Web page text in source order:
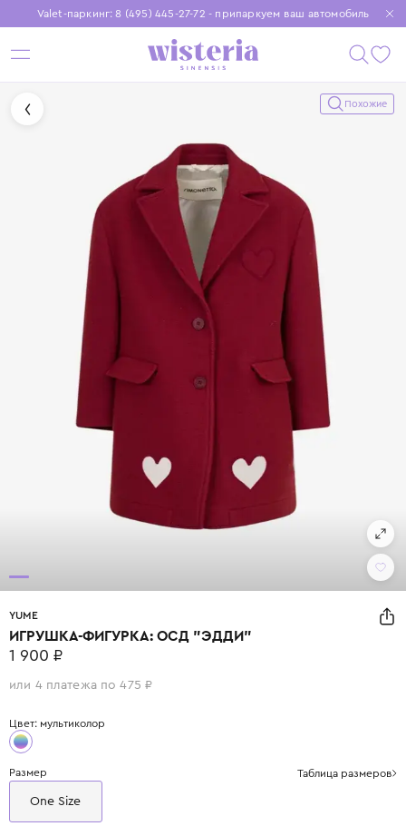
Valet-паркинг: 8 (495) 445-27-72 - припаркуем ваш автомобиль
Бесплатная доставка при заказе от 15 000 ₽
Установите приложение, чтобы покупки были еще удобнее
Похожие
YUME
ИГРУШКА-ФИГУРКА: ОСД "ЭДДИ"
1 900 ₽
или 4 платежа по 475 ₽
Цвет: мультиколор
Размер Таблица размеров
One Size